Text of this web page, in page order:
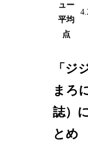
ュー
平均
点
「ジ
まろ
誌）
とめ